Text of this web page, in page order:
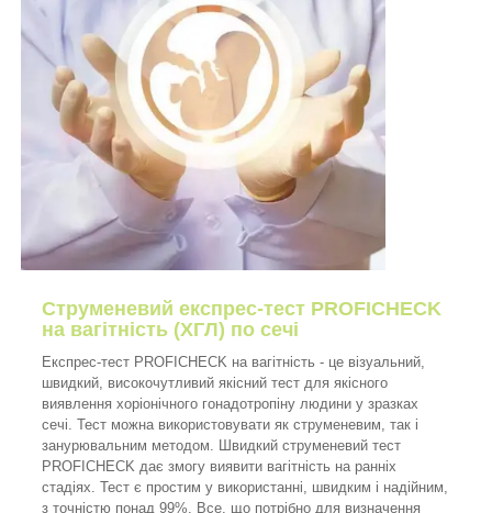
Струменевий експрес-тест PROFICHECK
на вагітність (ХГЛ) по сечі
Експрес-тест PROFICHECK на вагітність - це візуальний,
швидкий, високочутливий якісний тест для якісного
виявлення хоріонічного гонадотропіну людини у зразках
сечі. Тест можна використовувати як струменевим, так і
занурювальним методом. Швидкий струменевий тест
PROFICHECK дає змогу виявити вагітність на ранніх
стадіях. Тест є простим у використанні, швидким і надійним,
з точністю понад 99%. Все, що потрібно для визначення